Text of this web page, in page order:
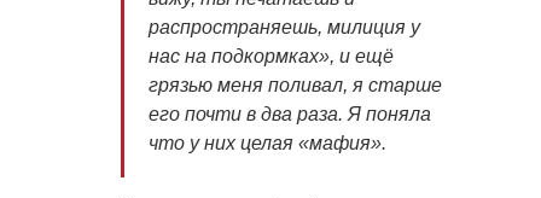
распространяешь, милиция у
нас на подкормках», и ещё
грязью меня поливал, я старше
его почти в два раза. Я поняла
что у них целая «мафия».